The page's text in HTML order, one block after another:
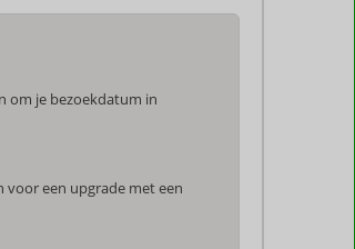
om je bezoekdatum in
voor een upgrade met een